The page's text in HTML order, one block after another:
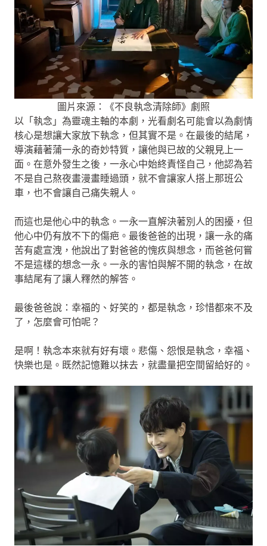
圖片來源：《不良執念清除師》劇照
以「執念」為靈魂主軸的本劇，光看劇名可能會以為劇情
核心是想讓大家放下執念，但其實不是。在最後的結尾，
導演藉著蒲一永的奇妙特質，讓他與已故的父親見上一
面。在意外發生之後，一永心中始終責怪自己，他認為若
不是自己熬夜畫漫畫睡過頭，就不會讓家人搭上那班公
車，也不會讓自己痛失親人。
而這也是他心中的執念。一永一直解決著別人的困擾，但
他心中仍有放不下的傷疤。最後爸爸的出現，讓一永的痛
苦有處宣洩，他說出了對爸爸的愧疚與想念，而爸爸何嘗
不是這樣的想念一永。一永的害怕與解不開的執念，在故
事結尾有了讓人釋然的解答。
最後爸爸說：幸福的、好笑的，都是執念，珍惜都來不及
了，怎麼會可怕呢？
是啊！執念本來就有好有壞。悲傷、怨恨是執念，幸福、
快樂也是。既然記憶難以抹去，就盡量把空間留給好的。